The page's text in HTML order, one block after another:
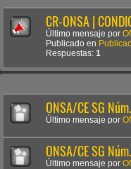
CR-ONSA |
Último mensaje por
Publicado en
Respuestas: 1
ONSA/CE SG
Último mensaje por
ONSA/CE SG
Último mensaje por